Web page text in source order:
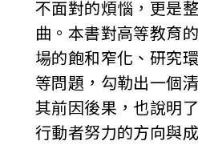
不面對的煩惱，更是
曲。本書對高等教育
場的飽和窄化、研究
等問題，勾勒出一個
其前因後果，也說明
行動者努力的方向與